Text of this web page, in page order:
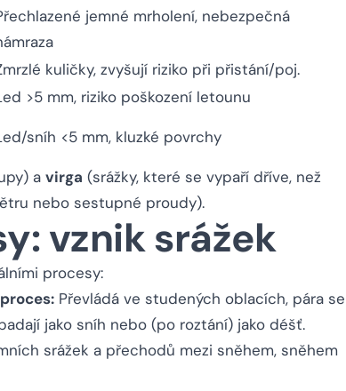
jemné mrholení, nebezpečná
kuličky, zvyšují riziko při přistání/poj.
>5 mm, riziko poškození letounu
sníh <5 mm, kluzké povrchy
a virga (srážky, které se vypaří dříve, než
nebo sestupné proudy).
vznik srážek
procesy:
Převládá ve studených oblacích, pára se
jako sníh nebo (po roztání) jako déšť.
srážek a přechodů mezi sněhem, sněhem